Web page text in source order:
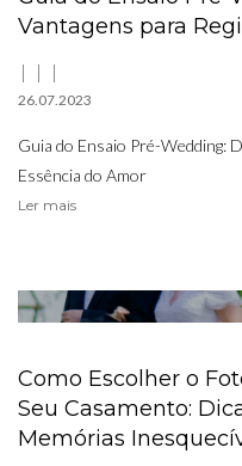
Vantagens para
26.07.2023
Guia do Ensaio Pré-Wedding:
Essência do Amor
Ler mais
Como Escolher o
Seu Casamento:
Memórias